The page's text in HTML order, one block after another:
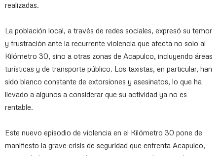
realizadas.
La población local, a través de redes sociales, expresó su temor
y frustración ante la recurrente violencia que afecta no solo al
Kilómetro 30, sino a otras zonas de Acapulco, incluyendo áreas
turísticas y de transporte público. Los taxistas, en particular, han
sido blanco constante de extorsiones y asesinatos, lo que ha
llevado a algunos a considerar que su actividad ya no es
rentable.
Este nuevo episodio de violencia en el Kilómetro 30 pone de
manifiesto la grave crisis de seguridad que enfrenta Acapulco,